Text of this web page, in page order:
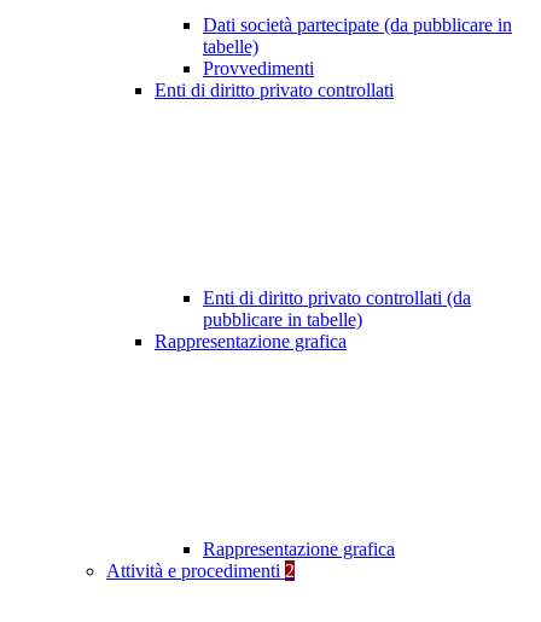
Dati società partecipate (da pubblicare in
tabelle)
Provvedimenti
Enti di diritto privato controllati
Enti di diritto privato controllati (da
pubblicare in tabelle)
Rappresentazione grafica
Rappresentazione grafica
Attività e procedimenti 2